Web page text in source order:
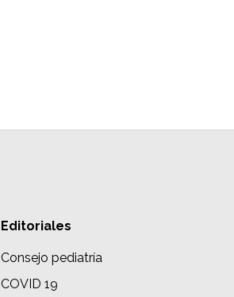
Editoriales
Consejo pediatría
COVID 19